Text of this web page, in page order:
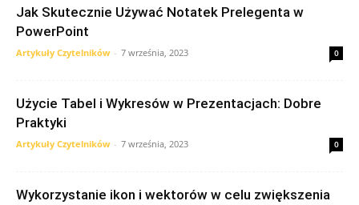
Jak Skutecznie Używać Notatek Prelegenta w
PowerPoint
Artykuły Czytelników - 7 września, 2023 0
Użycie Tabel i Wykresów w Prezentacjach: Dobre
Praktyki
Artykuły Czytelników - 7 września, 2023 0
Wykorzystanie ikon i wektorów w celu zwiększenia